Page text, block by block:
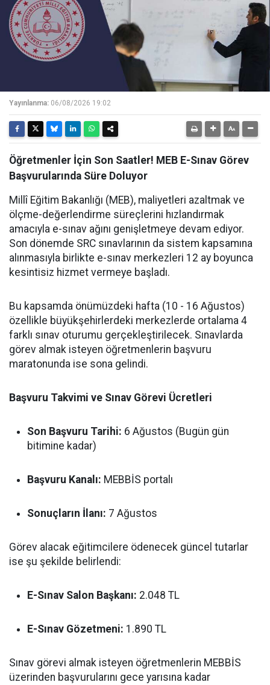
Yayınlanma: 06/08/2026 19:02
Öğretmenler İçin Son Saatler! MEB E-Sınav Görev
Başvurularında Süre Doluyor
Millî Eğitim Bakanlığı (MEB), maliyetleri azaltmak ve
ölçme-değerlendirme süreçlerini hızlandırmak
amacıyla e-sınav ağını genişletmeye devam ediyor.
Son dönemde SRC sınavlarının da sistem kapsamına
alınmasıyla birlikte e-sınav merkezleri 12 ay boyunca
kesintisiz hizmet vermeye başladı.
Bu kapsamda önümüzdeki hafta (10 - 16 Ağustos)
özellikle büyükşehirlerdeki merkezlerde ortalama 4
farklı sınav oturumu gerçekleştirilecek. Sınavlarda
görev almak isteyen öğretmenlerin başvuru
maratonunda ise sona gelindi.
Başvuru Takvimi ve Sınav Görevi Ücretleri
Son Başvuru Tarihi: 6 Ağustos (Bugün gün
bitimine kadar)
Başvuru Kanalı: MEBBİS portalı
Sonuçların İlanı: 7 Ağustos
Görev alacak eğitimcilere ödenecek güncel tutarlar
ise şu şekilde belirlendi:
E-Sınav Salon Başkanı: 2.048 TL
E-Sınav Gözetmeni: 1.890 TL
Sınav görevi almak isteyen öğretmenlerin MEBBİS
üzerinden başvurularını gece yarısına kadar